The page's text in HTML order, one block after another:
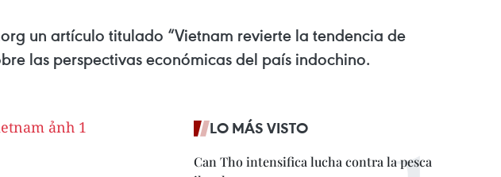
un artículo titulado “Vietnam revierte la tendencia de
las perspectivas económicas del país indochino.
LO MÁS VISTO
Can Tho intensifica lucha contra la pesca